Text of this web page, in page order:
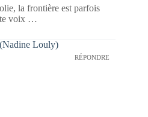
la frontière est parfois
voix …
Louly)
RÉPONDRE